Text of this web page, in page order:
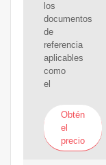
los
documentos
de
referencia
aplicables
como
el
Obtén
el
precio